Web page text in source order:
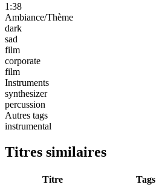
1:38
Ambiance/Thème
dark
sad
film
corporate
film
Instruments
synthesizer
percussion
Autres tags
instrumental
Titres similaires
Titre Tags